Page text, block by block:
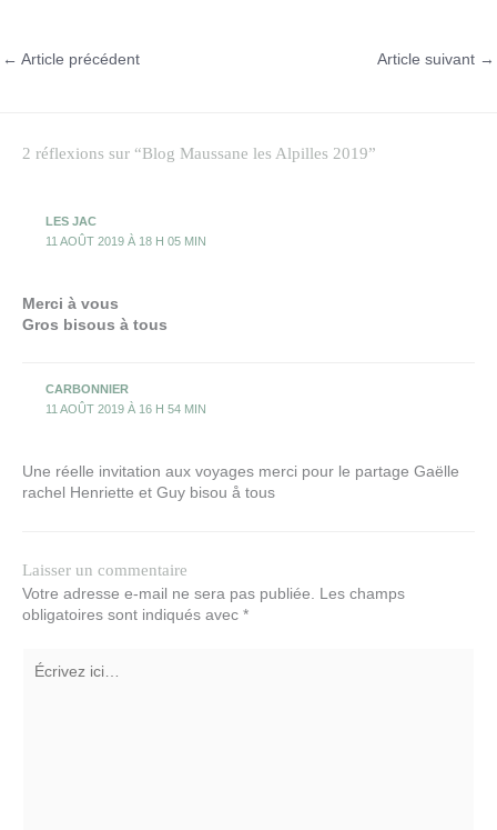
← Article précédent Article suivant →
2 réflexions sur “Blog Maussane les Alpilles 2019”
LES JAC
11 AOÛT 2019 À 18 H 05 MIN
Merci à vous
Gros bisous à tous
CARBONNIER
11 AOÛT 2019 À 16 H 54 MIN
Une réelle invitation aux voyages merci pour le partage Gaëlle
rachel Henriette et Guy bisou å tous
Laisser un commentaire
Votre adresse e-mail ne sera pas publiée.
Les champs
obligatoires sont indiqués avec *
ici…